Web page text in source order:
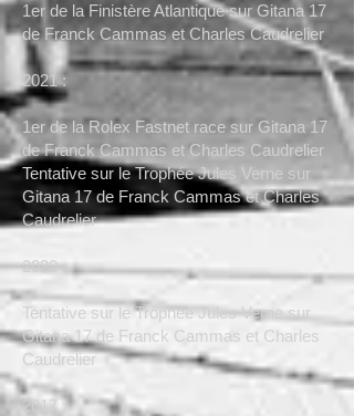
1er de la Finistère Atlantique sur Gitana 17
de Franck Cammas et Charles Caudrelier
2021 :
1er de la Rolex Fastnet race sur Gitana 17
de Franck Cammas et Charles Caudrelier
Tentative sur le Trophée Jules Verne sur
Gitana 17 de Franck Cammas et Charles
Caudrelier
2020 :
Tentative sur le Trophée Jules Verne sur
Gitana 17 de Franck Cammas et Charles
Caudrelier
2017 :